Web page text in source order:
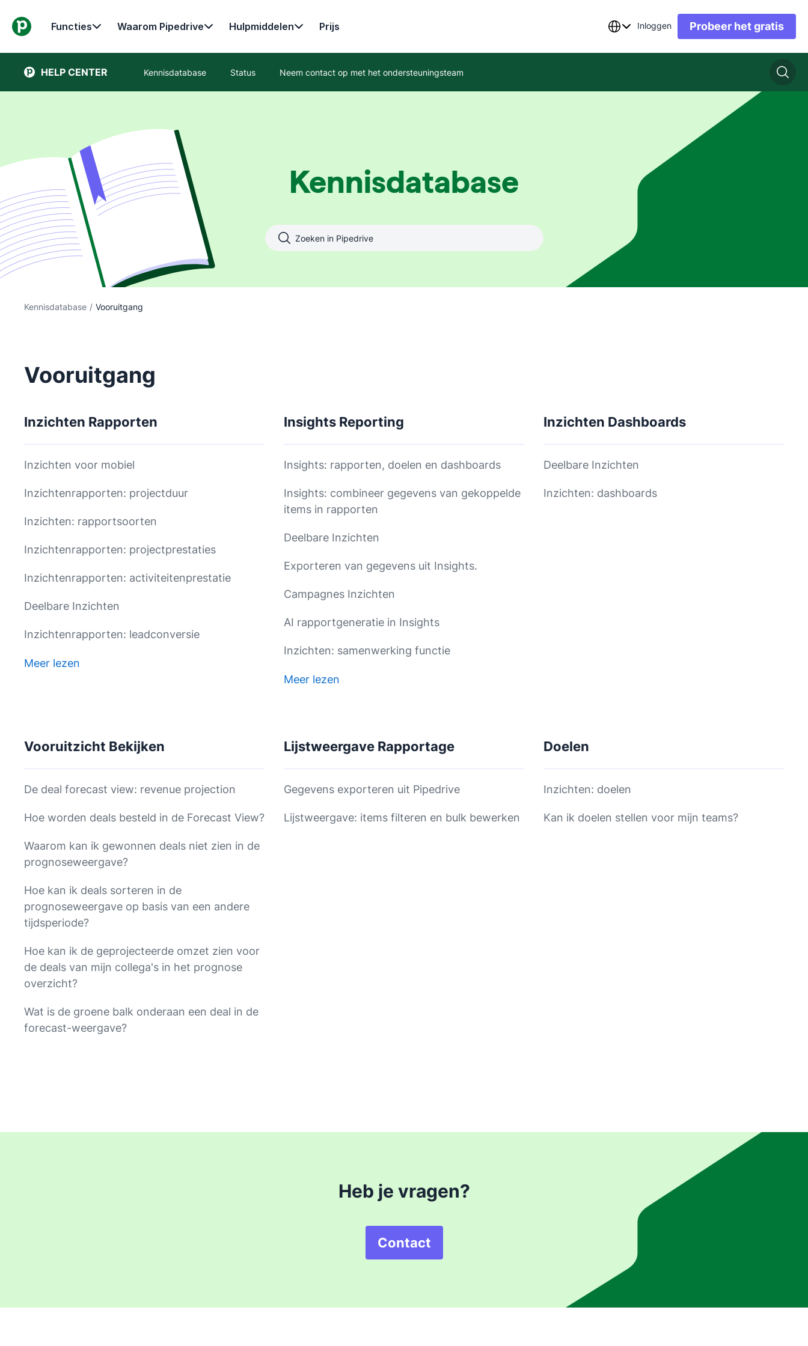
Functies Waarom Pipedrive Hulpmiddelen Prijs Inloggen Probeer het gratis
HELP CENTER Kennisdatabase Status Neem contact op met het ondersteuningsteam
Kennisdatabase
Kennisdatabase / Vooruitgang
Vooruitgang
Inzichten Rapporten
Inzichten voor mobiel
Inzichtenrapporten: projectduur
Inzichten: rapportsoorten
Inzichtenrapporten: projectprestaties
Inzichtenrapporten: activiteitenprestatie
Deelbare Inzichten
Inzichtenrapporten: leadconversie
Meer lezen
Insights Reporting
Insights: rapporten, doelen en dashboards
Insights: combineer gegevens van gekoppelde
items in rapporten
Deelbare Inzichten
Exporteren van gegevens uit Insights.
Campagnes Inzichten
AI rapportgeneratie in Insights
Inzichten: samenwerking functie
Meer lezen
Inzichten Dashboards
Deelbare Inzichten
Inzichten: dashboards
Vooruitzicht Bekijken
De deal forecast view: revenue projection
Hoe worden deals besteld in de Forecast View?
Waarom kan ik gewonnen deals niet zien in de
prognoseweergave?
Hoe kan ik deals sorteren in de
prognoseweergave op basis van een andere
tijdsperiode?
Hoe kan ik de geprojecteerde omzet zien voor
de deals van mijn collega's in het prognose
overzicht?
Wat is de groene balk onderaan een deal in de
forecast-weergave?
Lijstweergave Rapportage
Gegevens exporteren uit Pipedrive
Lijstweergave: items filteren en bulk bewerken
Doelen
Inzichten: doelen
Kan ik doelen stellen voor mijn teams?
Heb je vragen?
Contact